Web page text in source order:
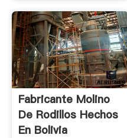
Fabricante Molino
De Rodillos Hechos
En Bolivia